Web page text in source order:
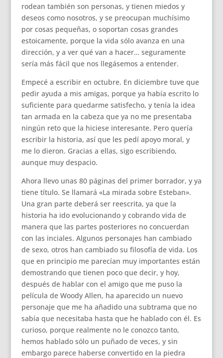
rodean también son personas, y tienen miedos y
deseos como nosotros, y se preocupan muchísimo
por cosas pequeñas, o soportan cosas grandes
estoicamente, porque la vida sólo avanza en una
dirección, y a ver qué van a hacer… seguramente
sería más fácil que nos llegásemos a entender.
Empecé a escribir en octubre. En diciembre tuve que
pedir ayuda a mis amigas, porque ya había escrito lo
suficiente para quedarme satisfecho, y tenía la idea
tan armada en la cabeza que ya no me presentaba
ningún reto que la hiciese interesante. Pero quería
escribir la historia, así que les pedí apoyo moral, y
me lo dieron. Gracias a ellas, sigo escribiendo,
aunque muy despacio.
Ahora llevo unas 80 páginas del primer borrador, y ya
tiene título. Se llamará «La mirada sobre Esteban».
Una gran parte deberá ser reescrita, ya que la
historia ha ido evolucionando y cobrando vida de
manera que las partes posteriores no concuerdan
con las inciales. Algunos personajes han cambiado
de sexo, otros han cambiado su filosofía de vida. Los
que en principio me parecían muy importantes están
demostrando que tienen poco que decir, y hoy,
después de hablar con el amigo que me puso la
película de Woody Allen, ha aparecido un nuevo
personaje que me ha añadido una subtrama que no
sabía que necesitaba hasta que he hablado con él. Es
curioso, porque realmente no le conozco tanto,
hemos hablado sólo un puñado de veces, y sin
embargo parece haberse convertido en la piedra